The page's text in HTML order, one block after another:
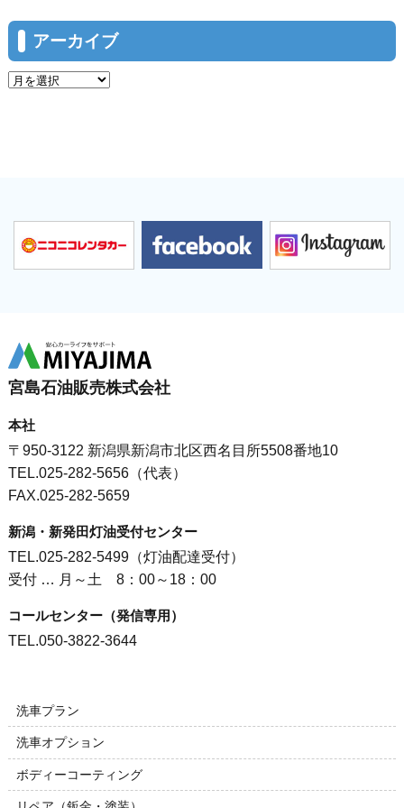
アーカイブ
宮島石油販売株式会社
本社
〒950-3122 新潟県新潟市北区西名目所5508番地10
TEL.025-282-5656（代表）
FAX.025-282-5659
新潟・新発田灯油受付センター
TEL.025-282-5499（灯油配達受付）
受付 … 月～土 8：00～18：00
コールセンター（発信専用）
TEL.050-3822-3644
洗車プラン
洗車オプション
ボディーコーティング